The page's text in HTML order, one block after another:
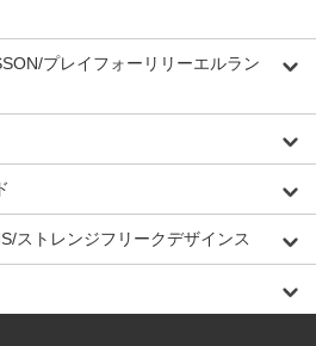
プレイフォーリリーエルラン
ストレンジフリークデザインス